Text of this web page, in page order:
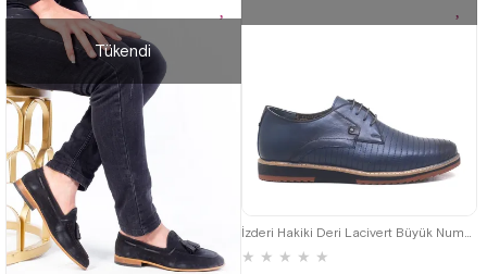
Tükendi
★ ★ ★ ★ ★